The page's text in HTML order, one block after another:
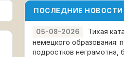
ПОСЛЕДНИЕ НОВОСТИ
05-08-2026
Тихая
немецкого образования:
подростков